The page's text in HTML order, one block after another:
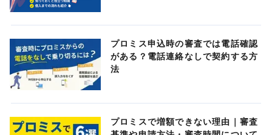
プロミス申込時の審査では電話確認
がある？電話連絡なしで契約する方
法
プロミスで増額できない理由｜審査